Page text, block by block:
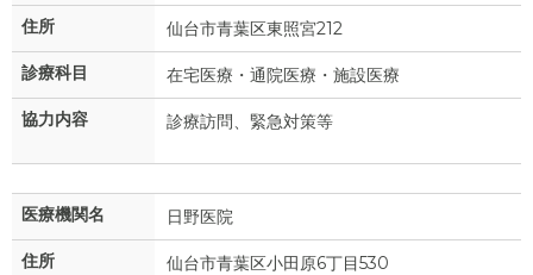
住所 仙台市青葉区東照宮212
診療科目 在宅医療・通院医療・施設医療
協力内容 診療訪問、緊急対策等
医療機関名 日野医院
住所 仙台市青葉区小田原6丁目530